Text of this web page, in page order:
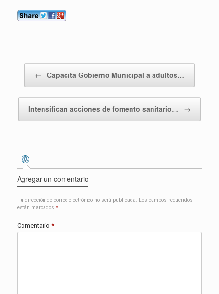
← Capacita Gobierno Municipal a adultos…
Intensifican acciones de fomento sanitario… →
Agregar un comentario
Tu dirección de correo electrónico no será publicada. Los campos requeridos
están marcados *
Comentario *